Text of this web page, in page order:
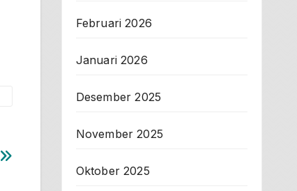
Februari 2026
Januari 2026
Desember 2025
November 2025
Oktober 2025